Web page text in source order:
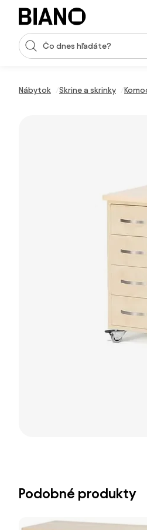
Preskočiť navigáciu, prejsť na obsah
Vstup pre vyhľadávanie
Nábytok Skrine a skrinky
Podobné produkty